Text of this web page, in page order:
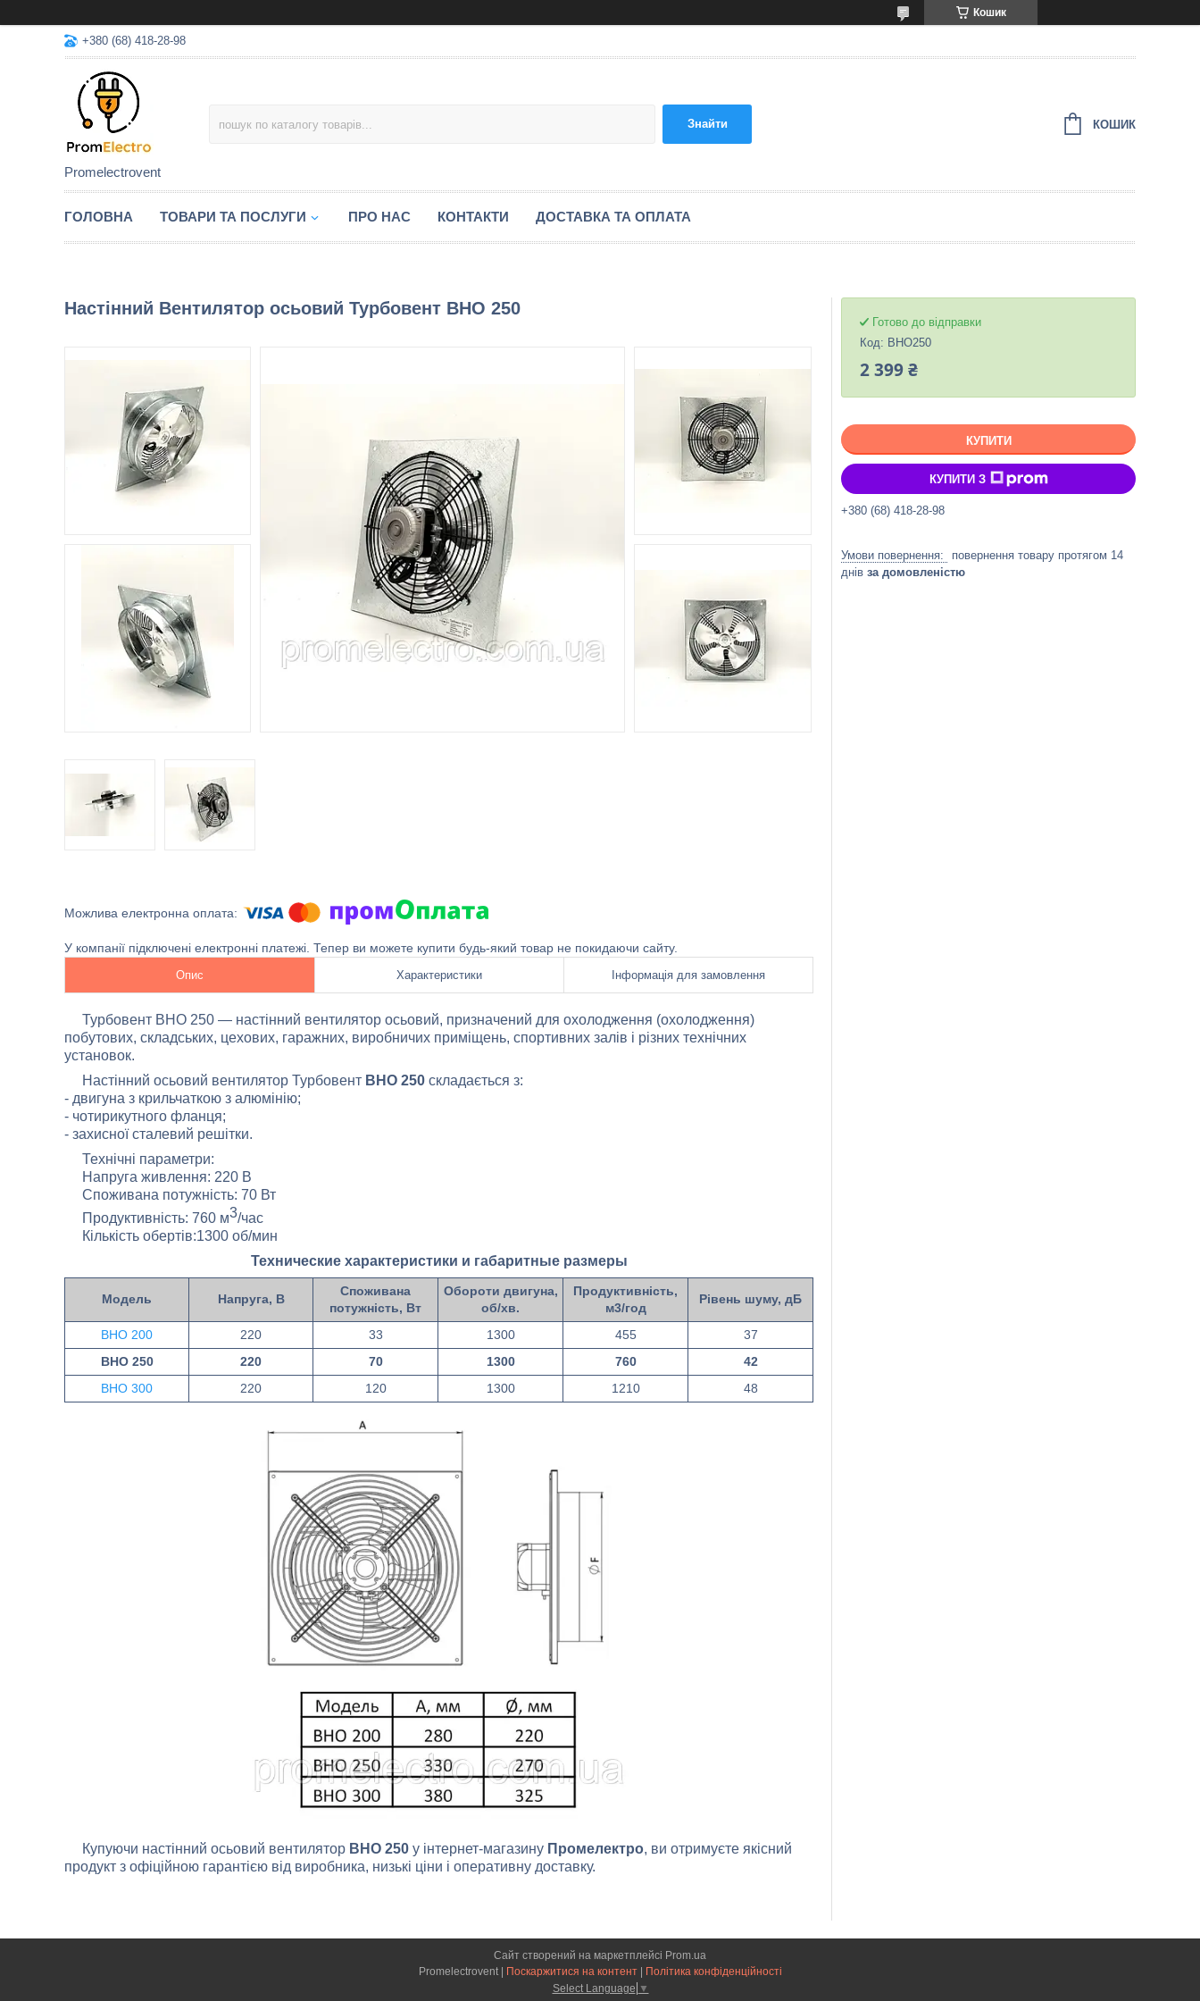
Кошик
+380 (68) 418-28-98
Promelectrovent
Знайти КОШИК
ГОЛОВНА ТОВАРИ ТА ПОСЛУГИ ПРО НАС КОНТАКТИ ДОСТАВКА ТА ОПЛАТА
Настінний Вентилятор осьовий Турбовент ВНО 250
У компанії підключені електронні платежі. Тепер ви можете купити будь-який товар не покидаючи сайту.
Опис Характеристики Інформація для замовлення
Турбовент ВНО 250 — настінний вентилятор осьовий, призначений для охолодження (охолодження)
побутових, складських, цехових, гаражних, виробничих приміщень, спортивних залів і різних технічних
установок.
Настінний осьовий вентилятор Турбовент ВНО 250 складається з:
- двигуна з крильчаткою з алюмінію;
- чотирикутного фланця;
- захисної сталевий решітки.
Технічні параметри:
Напруга живлення: 220 В
Споживана потужність: 70 Вт
Продуктивність: 760 м3/час
Кількість обертів:1300 об/мин
Технические характеристики и габаритные размеры
Модель Напруга, В
Споживана
потужність, Вт
Обороти двигуна,
об/хв.
Продуктивність,
м3/год
Рівень шуму, дБ
ВНО 200 220 33 1300 455
37
ВНО 250
220 70 1300 760
42
ВНО 300
220 120 1300 1210 48
Купуючи настінний осьовий вентилятор ВНО 250 у інтернет-магазину Промелектро, ви отримуєте якісний
продукт з офіційною гарантією від виробника, низькі ціни і оперативну доставку.
Готово до відправки
Код: ВНО250
2 399 ₴
КУПИТИ
КУПИТИ З
+380 (68) 418-28-98
повернення товару протягом 14
днів за домовленістю
Сайт створений на маркетплейсі Prom.ua
Поскаржитися на контент
Політика конфіденційності
Select Language ▼